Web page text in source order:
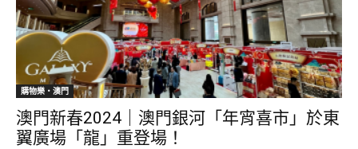
購物樂‧澳門
澳門新春2024｜澳門銀河「年宵喜市」於東
翼廣場「龍」重登場！